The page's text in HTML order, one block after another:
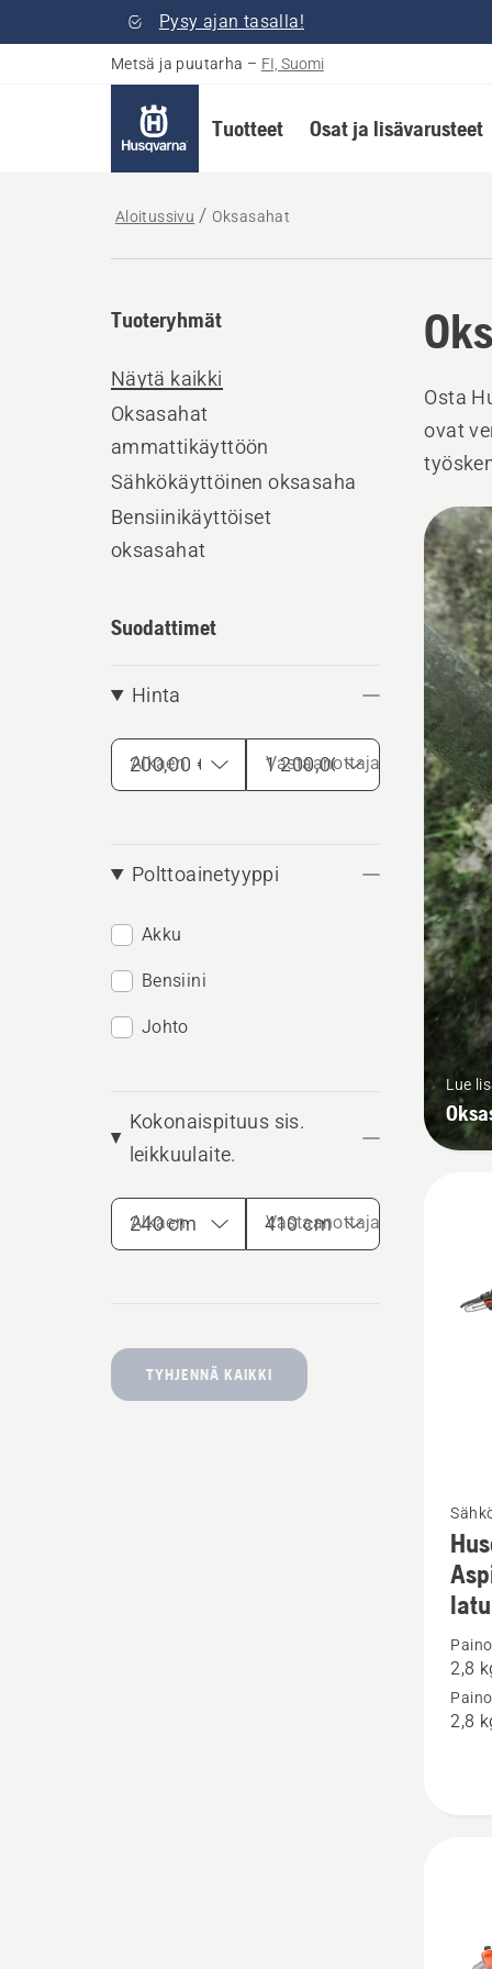
Pysy ajan tasalla!
Metsä ja puutarha – FI, Suomi
Tuotteet Osat ja lisävarusteet
Aloitussivu Oksasahat
Tuoteryhmät
Näytä kaikki
Oksasahat
ammattikäyttöön
Sähkökäyttöinen oksasaha​
Bensiinikäyttöiset
oksasahat
Suodattimet
Hinta
Alkaen Vastaanottaja
Polttoainetyyppi
Akku
Bensiini
Johto
Kokonaispituus sis.
leikkuulaite.
Alkaen Vastaanottaja
TYHJENNÄ KAIKKI
Osta
ovat
Lue
Katso
Aspire
P5-
2,8
2,8